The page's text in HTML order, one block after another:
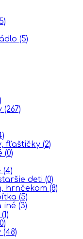
(5)
(267)
fľaštičky (2)
(0)
(4)
deti (0)
hrnčekom (8)
(5)
iné (3)
(1)
(48)